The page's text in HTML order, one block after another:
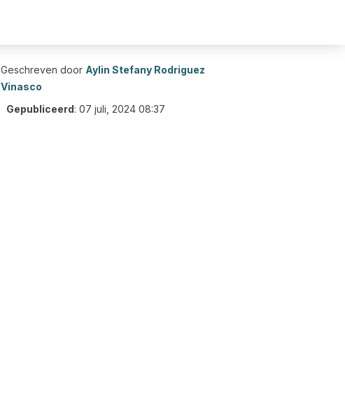
Geschreven door Aylin Stefany Rodriguez
Vinasco
Gepubliceerd: 07 juli, 2024 08:37